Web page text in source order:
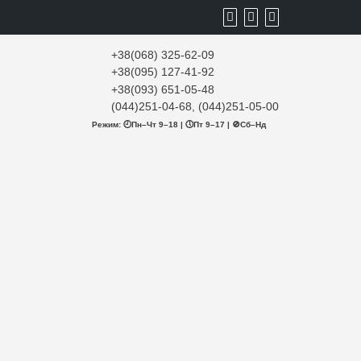
+38(068) 325-62-09
+38(095) 127-41-92
+38(093) 651-05-48
(044)251-04-68, (044)251-05-00
Режим: 🕘Пн–Чт 9–18 | 🕔Пт 9–17 | 🚫Сб–Нд